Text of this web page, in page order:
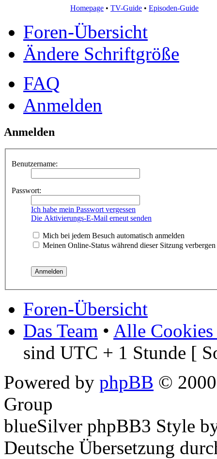
Homepage • TV-Guide • Episoden-Guide
Foren-Übersicht
Ändere Schriftgröße
FAQ
Anmelden
Anmelden
Benutzername:
Passwort:
Ich habe mein Passwort vergessen
Die Aktivierungs-E-Mail erneut senden
Mich bei jedem Besuch automatisch anmelden
Meinen Online-Status während dieser Sitzung verbergen
Foren-Übersicht
Das Team • Alle Cookies
sind UTC + 1 Stunde [
Powered by phpBB ©
Group
blueSilver phpBB3 Style
Deutsche Übersetzung